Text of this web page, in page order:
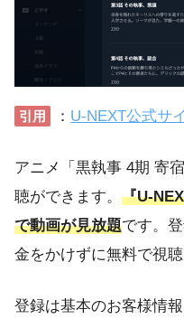
引用 ： U-NEXT公式サ
アニメ「黒執事 4期 寄
聴ができます。 『U-
で動画が見放題です。
金をかけずに無料で視聴
登録は基本のお客様情